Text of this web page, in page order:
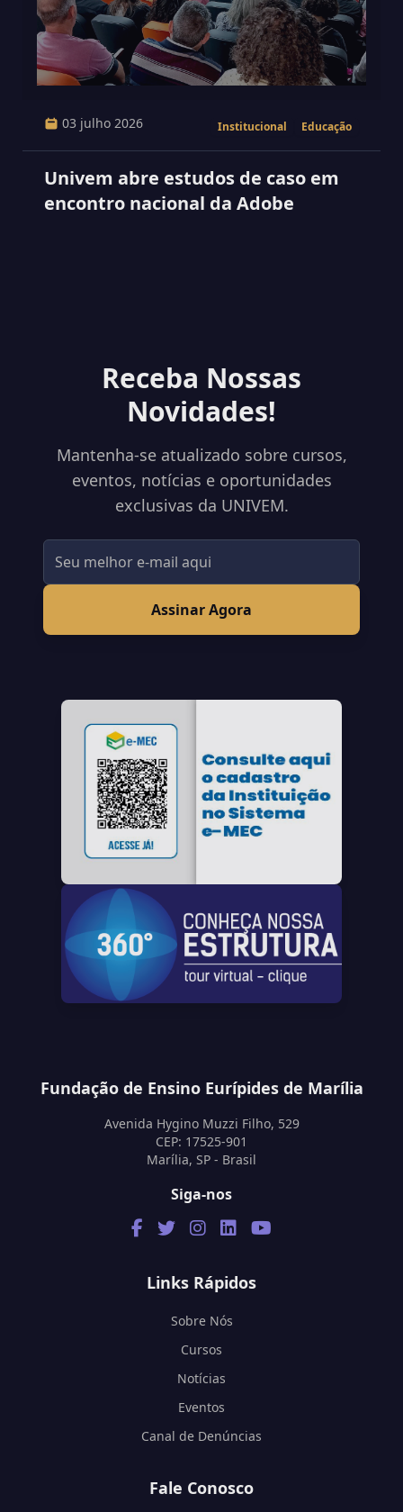
03 julho 2026 Institucional Educação
Univem abre estudos de caso em
encontro nacional da Adobe
Receba Nossas
Novidades!
Mantenha-se atualizado sobre cursos,
eventos, notícias e oportunidades
exclusivas da UNIVEM.
Assinar Agora
Fundação de Ensino Eurípides de Marília
Avenida Hygino Muzzi Filho, 529
CEP: 17525-901
Marília, SP - Brasil
Siga-nos
Links Rápidos
Sobre Nós
Cursos
Notícias
Eventos
Canal de Denúncias
Fale Conosco